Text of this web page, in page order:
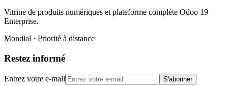
Vitrine de produits numériques et plateforme complète Odoo 19
Enterprise.
Mondial · Priorité à distance
Restez informé
Entrez votre e-mail S'abonner